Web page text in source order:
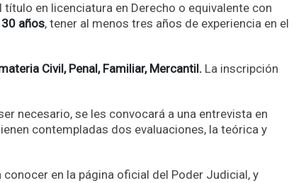
en licenciatura en Derecho o equivalente con
años, tener al menos tres años de experiencia en el
Civil, Penal, Familiar, Mercantil. La inscripción
necesario, se les convocará a una entrevista en
contempladas dos evaluaciones, la teórica y
en la página oficial del Poder Judicial, y